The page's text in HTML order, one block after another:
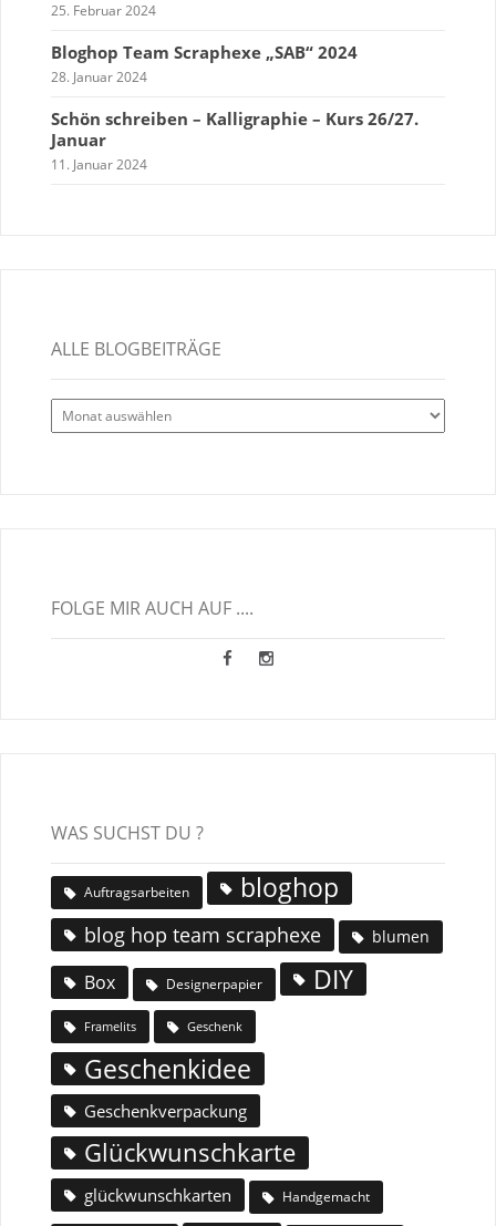
25. Februar 2024
Bloghop Team Scraphexe „SAB“ 2024
28. Januar 2024
Schön schreiben – Kalligraphie – Kurs 26/27.
Januar
11. Januar 2024
ALLE BLOGBEITRÄGE
Alle
Blogbeiträge
FOLGE MIR AUCH AUF ....
WAS SUCHST DU ?
Auftragsarbeiten bloghop
blog hop team scraphexe blumen
Box Designerpapier DIY
Framelits Geschenk
Geschenkidee
Geschenkverpackung
Glückwunschkarte
glückwunschkarten Handgemacht